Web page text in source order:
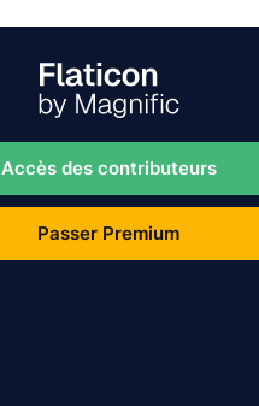
Accès des contributeurs
Passer Premium